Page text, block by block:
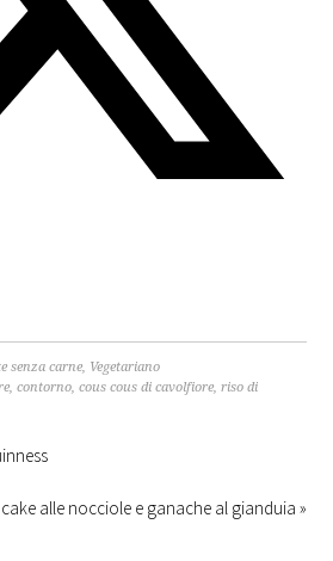
senza carne, Vegetariano
,contorno,cous cous di cavolfiore,riso di
alle nocciole e ganache al gianduia »